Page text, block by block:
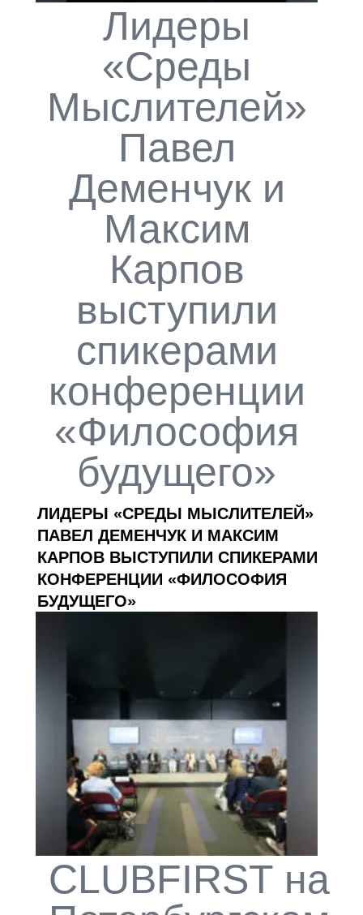
Лидеры
«Среды
Мыслителей»
Павел
Деменчук и
Максим
Карпов
выступили
спикерами
конференции
«Философия
будущего»
ЛИДЕРЫ «СРЕДЫ МЫСЛИТЕЛЕЙ»
ПАВЕЛ ДЕМЕНЧУК И МАКСИМ
КАРПОВ ВЫСТУПИЛИ СПИКЕРАМИ
КОНФЕРЕНЦИИ «ФИЛОСОФИЯ
БУДУЩЕГО»
CLUBFIRST на